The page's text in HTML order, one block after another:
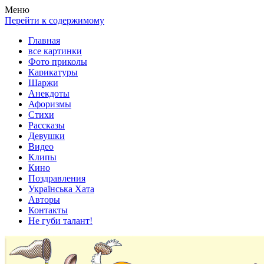
Весела хата — прикольные картинки, смешные истории, клипы!
Покажем всем ваши фото приколы, карикатуры, шаржи, стихи,
Меню
Перейти к содержимому
Главная
все картинки
Фото приколы
Карикатуры
Шаржи
Анекдоты
Афоризмы
Стихи
Рассказы
Девушки
Видео
Клипы
Кино
Поздравления
Українська Хата
Авторы
Контакты
Не губи талант!